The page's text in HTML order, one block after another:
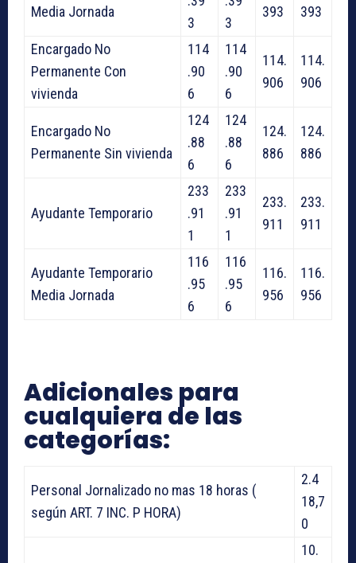
Media Jornada
3
3
393 393
Encargado No
Permanente Con
vivienda
114
.90
6
114
.90
6
114.
906
114.
906
Encargado No
Permanente Sin vivienda
124
.88
6
124
.88
6
124.
886
124.
886
Ayudante Temporario
233
.91
1
233
.91
1
233.
911
233.
911
Ayudante Temporario
Media Jornada
116
.95
6
116
.95
6
116.
956
116.
956
Adicionales para
cualquiera de las
categorías:
Personal Jornalizado no mas 18 horas (
según ART. 7 INC. P HORA)
2.4
18,7
0
10.